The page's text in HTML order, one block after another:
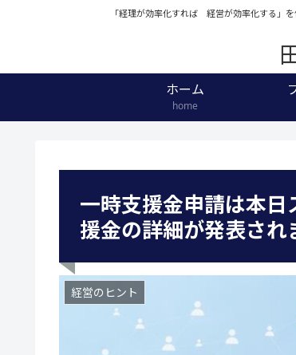
「経理が効率化すれば 経営が効率化する」
ホーム
home
一時支援金申請は本
援金の詳細が発表さ
経営のヒント